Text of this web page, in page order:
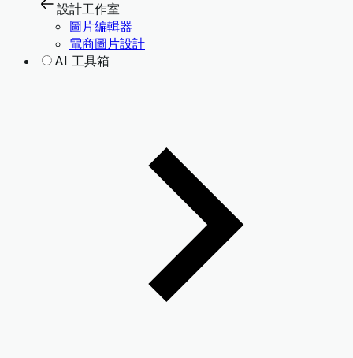
設計工作室
圖片編輯器
電商圖片設計
AI 工具箱